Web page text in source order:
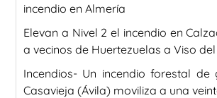
incendio en Almería
Elevan a Nivel 2 el incendio en
a vecinos de Huertezuelas a Viso
Incendios- Un incendio forestal de
Casavieja (Ávila) moviliza a una